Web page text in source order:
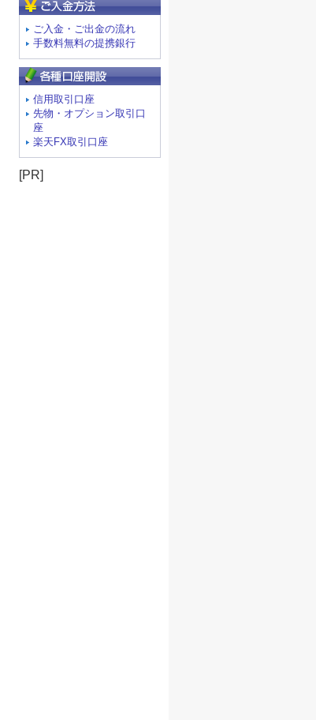
ご入金・ご出金の流れ
手数料無料の提携銀行
信用取引口座
先物・オプション取引口
座
楽天FX取引口座
[PR]